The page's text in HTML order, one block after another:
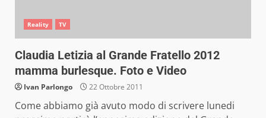
Reality TV
Claudia Letizia al Grande Fratello 2012
mamma burlesque. Foto e Video
Ivan Parlongo 22 Ottobre 2011
Come abbiamo già avuto modo di scrivere lunedi